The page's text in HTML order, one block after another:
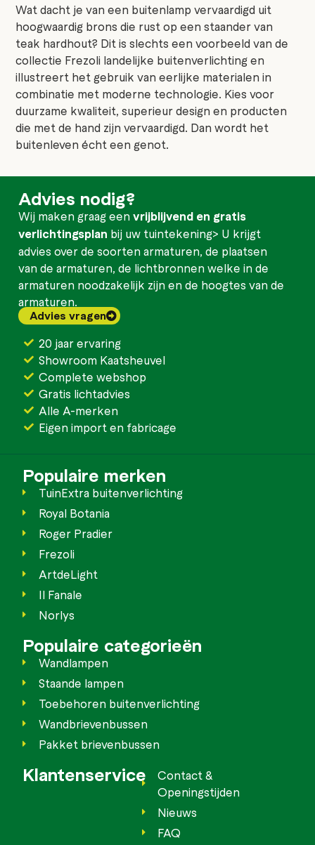
Wat dacht je van een buitenlamp vervaardigd uit
hoogwaardig brons die rust op een staander van
teak hardhout? Dit is slechts een voorbeeld van de
collectie Frezoli landelijke buitenverlichting en
illustreert het gebruik van eerlijke materialen in
combinatie met moderne technologie. Kies voor
duurzame kwaliteit, superieur design en producten
die met de hand zijn vervaardigd. Dan wordt het
buitenleven écht een genot.
Advies nodig?
Wij maken graag eenvrijblijvend en gratis
verlichtingsplan bij uw tuintekening> U krijgt
advies over de soorten armaturen, de plaatsen
van de armaturen, de lichtbronnen welke in de
armaturen noodzakelijk zijn en de hoogtes van de
armaturen.
Advies vragen
20 jaar ervaring
Showroom Kaatsheuvel
Complete webshop
Gratis lichtadvies
Alle A-merken
Eigen import en fabricage
Populaire merken
TuinExtra buitenverlichting
Royal Botania
Roger Pradier
Frezoli
ArtdeLight
Il Fanale
Norlys
Populaire categorieën
Wandlampen
Staande lampen
Toebehoren buitenverlichting
Wandbrievenbussen
Pakket brievenbussen
Klantenservice
Contact &
Openingstijden
Nieuws
FAQ